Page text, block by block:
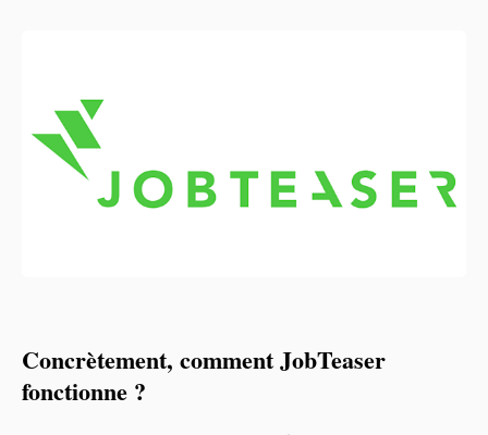
Concrètement, comment JobTeaser
fonctionne ?